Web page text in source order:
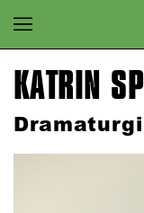
Zur
Zum
KATRIN